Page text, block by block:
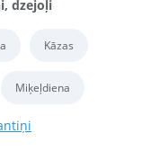
dzejoļi
Kāzas
Miķeļdiena